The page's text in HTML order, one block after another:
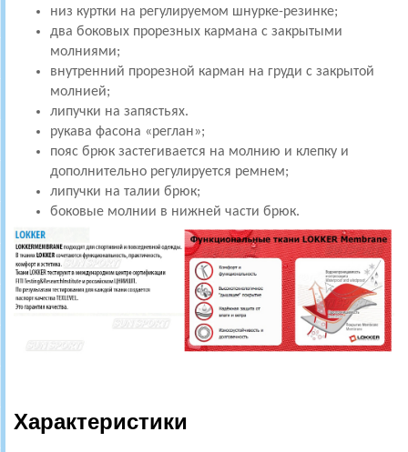
низ куртки на регулируемом шнурке-резинке;
два боковых прорезных кармана с закрытыми
молниями;
внутренний прорезной карман на груди с закрытой
молнией;
липучки на запястьях.
рукава фасона «реглан»;
пояс брюк застегивается на молнию и клепку и
дополнительно регулируется ремнем;
липучки на талии брюк;
боковые молнии в нижней части брюк.
Характеристики